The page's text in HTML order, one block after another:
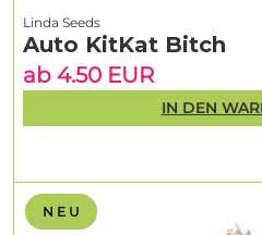
N E U
Linda Seeds
Auto KitKat Bitch
ab 4.50 EUR
IN DEN